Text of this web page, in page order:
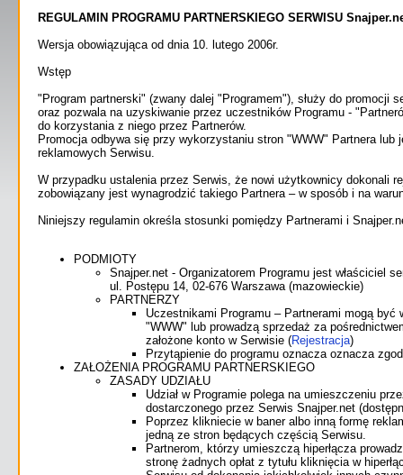
REGULAMIN PROGRAMU PARTNERSKIEGO SERWISU
Wersja obowiązująca od dnia 10. lutego 2006r.
Wstęp
"Program partnerski" (zwany dalej "Programem"), służy do promocji
oraz pozwala na uzyskiwanie przez uczestników Programu -
do korzystania z niego przez Partnerów.
Promocja odbywa się przy wykorzystaniu stron "WWW" Partnera
reklamowych Serwisu.
W przypadku ustalenia przez Serwis, że nowi użytkownicy dokonali
zobowiązany jest wynagrodzić takiego Partnera – w sposób i na
Niniejszy regulamin określa stosunki pomiędzy Partnerami i
PODMIOTY
Snajper.net - Organizatorem Programu jest właściciel
ul. Postępu 14, 02-676 Warszawa (mazowieckie)
PARTNERZY
Uczestnikami Programu – Partnerami mogą
"WWW" lub prowadzą sprzedaż za
założone konto w Serwisie (Rejestracja)
Przytąpienie do programu oznacza oznacza
ZAŁOŻENIA PROGRAMU PARTNERSKIEGO
ZASADY UDZIAŁU
Udział w Programie polega na umieszczeniu
dostarczonego przez Serwis Snajper.net
Poprzez klikniecie w baner albo inną formę
jedną ze stron będących częścią Serwisu.
Partnerom, którzy umieszczą hiperłącza
stronę żadnych opłat z tytułu kliknięcia w